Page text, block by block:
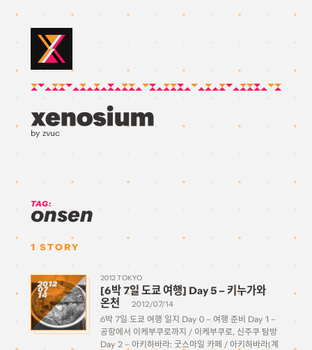
by zvuc
TAG:
onsen
1 STORY
2012
07
14
2012 TOKYO
[6박 7일 도쿄 여행] Day 5 – 키누가와
온천
2012/07/14
6박 7일 도쿄 여행 일지 Day 0 – 여행 준비 Day 1 –
공항에서 이케부쿠로까지 / 이케부쿠로, 신주쿠 탐방
Day 2 – 아키하바라: 굿스마일 카페 / 아키하바라(계